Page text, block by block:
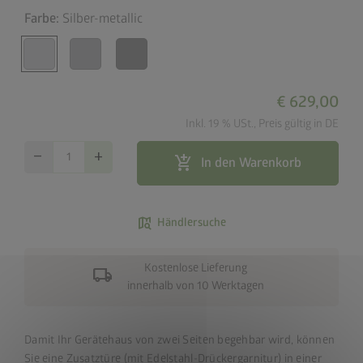
Farbe: Silber-metallic
€ 629,00
Inkl. 19 % USt., Preis gültig in DE
remove add add_shopping_cart In den Warenkorb
map_search Händlersuche
local_shipping
Kostenlose Lieferung
innerhalb von 10 Werktagen
Damit Ihr Gerätehaus von zwei Seiten begehbar wird, können
Sie eine Zusatztüre (mit Edelstahl-Drückergarnitur) in einer